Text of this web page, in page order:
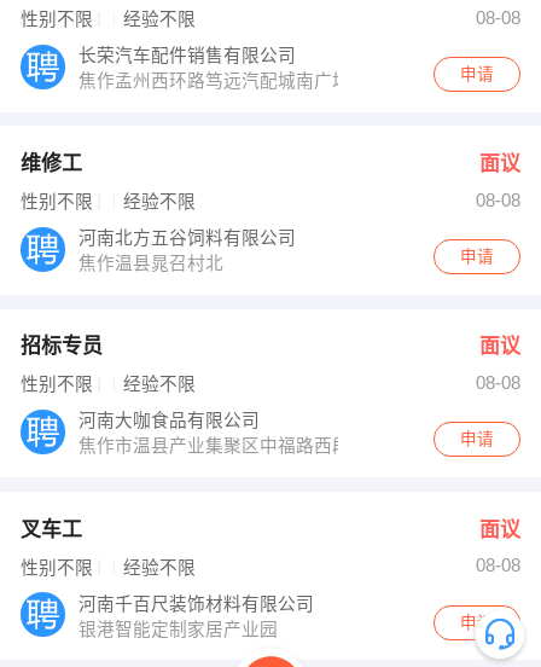
性别不限 经验不限
08-08
长荣汽车配件销售有限公司
焦作孟州西环路笃远汽配城南广场风神轮胎
申请
维修工 面议
性别不限 经验不限
08-08
河南北方五谷饲料有限公司
焦作温县晁召村北
申请
招标专员 面议
性别不限 经验不限
08-08
河南大咖食品有限公司
焦作市温县产业集聚区中福路西段
申请
叉车工 面议
性别不限 经验不限
08-08
河南千百尺装饰材料有限公司
银港智能定制家居产业园
申请